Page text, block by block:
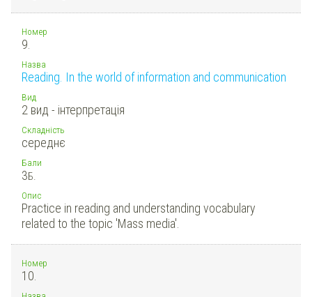
Номер
9.
Назва
Reading. In the world of information and communication
Вид
2 вид - інтерпретація
Складність
середнє
Бали
3Б.
Опис
Practice in reading and understanding vocabulary
related to the topic 'Mass media'.
Номер
10.